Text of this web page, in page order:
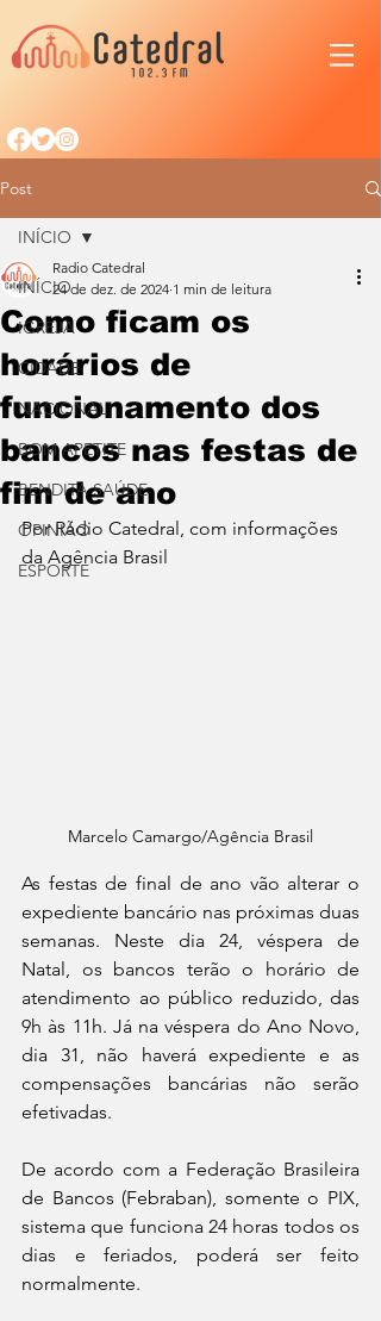
Post
INÍCIO
IGREJA
CIDADE
NACIONAL
BOM APETITE
BENDITA SAÚDE
OPINIÃO
ESPORTE
INÍCIO
Como ficam os
horários de
funcionamento dos
bancos nas festas de
fim de ano
Radio Catedral
24 de dez. de 2024 1 min de leitura
Por Rádio Catedral, com informações
da Agência Brasil
Marcelo Camargo/Agência Brasil
As festas de final de ano vão alterar o
expediente bancário nas próximas duas
semanas. Neste dia 24, véspera de
Natal, os bancos terão o horário de
atendimento ao público reduzido, das
9h às 11h. Já na véspera do Ano Novo,
dia 31, não haverá expediente e as
compensações bancárias não serão
efetivadas.
De acordo com a Federação Brasileira
de Bancos (Febraban), somente o PIX,
sistema que funciona 24 horas todos os
dias e feriados, poderá ser feito
normalmente.